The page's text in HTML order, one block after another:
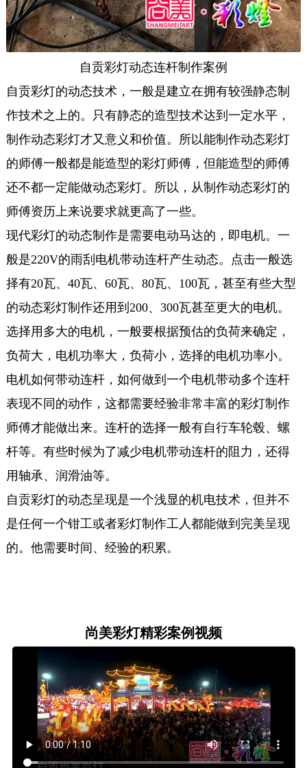
自贡彩灯动态连杆制作案例
自贡彩灯的动态技术，一般是建立在拥有较强静态制
作技术之上的。只有静态的造型技术达到一定水平，
制作动态彩灯才又意义和价值。所以能制作动态彩灯
的师傅一般都是能造型的彩灯师傅，但能造型的师傅
还不都一定能做动态彩灯。所以，从制作动态彩灯的
师傅资历上来说要求就更高了一些。
现代彩灯的动态制作是需要电动马达的，即电机。一
般是220V的雨刮电机带动连杆产生动态。点击一般选
择有20瓦、40瓦、60瓦、80瓦、100瓦，甚至有些大型
的动态彩灯制作还用到200、300瓦甚至更大的电机。
选择用多大的电机，一般要根据预估的负荷来确定，
负荷大，电机功率大，负荷小，选择的电机功率小。
电机如何带动连杆，如何做到一个电机带动多个连杆
表现不同的动作，这都需要经验非常丰富的彩灯制作
师傅才能做出来。连杆的选择一般有自行车轮毂、螺
杆等。有些时候为了减少电机带动连杆的阻力，还得
用轴承、润滑油等。
自贡彩灯的动态呈现是一个浅显的机电技术，但并不
是任何一个钳工或者彩灯制作工人都能做到完美呈现
的。他需要时间、经验的积累。
尚美彩灯精彩案例视频